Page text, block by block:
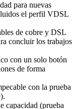
para nuevas
el perfil VDSL
de cobre y DSL
concluir los trabajos
con un solo botón
de forma
con la prueba
capacidad (prueba